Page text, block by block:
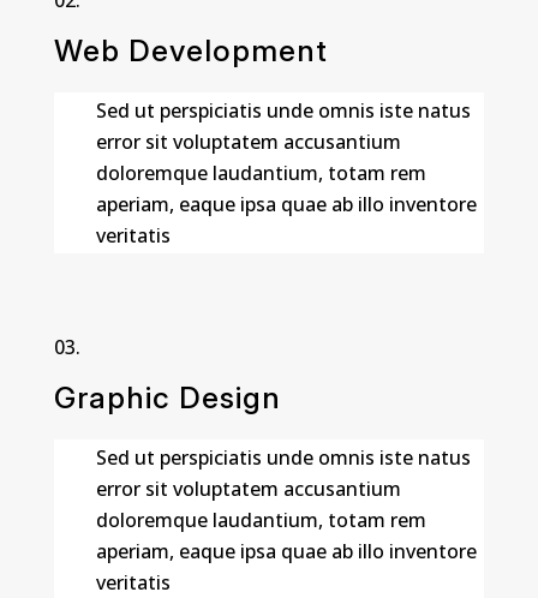
Web Development
Sed ut perspiciatis unde omnis iste natus
error sit voluptatem accusantium
doloremque laudantium, totam rem
aperiam, eaque ipsa quae ab illo inventore
veritatis
Graphic Design
Sed ut perspiciatis unde omnis iste natus
error sit voluptatem accusantium
doloremque laudantium, totam rem
aperiam, eaque ipsa quae ab illo inventore
veritatis